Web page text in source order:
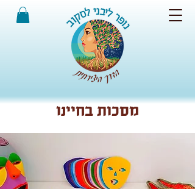
מסכות בחיינו